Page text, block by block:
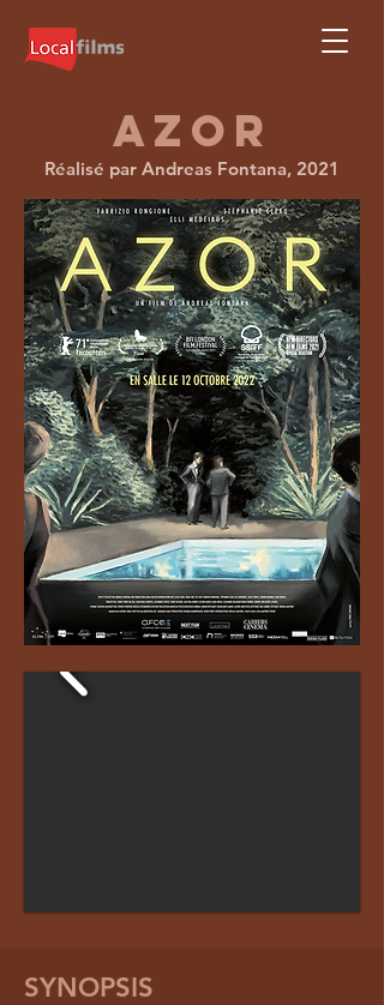
AZOR
Réalisé par Andreas Fontana, 2021
SYNOPSIS